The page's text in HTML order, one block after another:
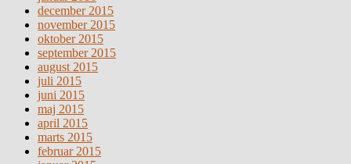
december 2015
november 2015
oktober 2015
september 2015
august 2015
juli 2015
juni 2015
maj 2015
april 2015
marts 2015
februar 2015